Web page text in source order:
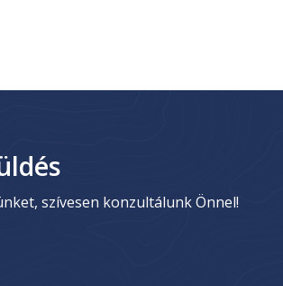
szívesen konzultálunk Önnel!